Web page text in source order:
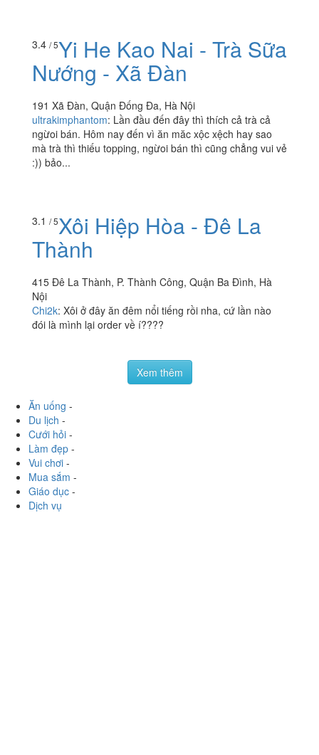
3.4 / 5Yi He Kao Nai - Trà Sữa
Nướng - Xã Đàn
191 Xã Đàn, Quận Đống Đa, Hà Nội
ultrakimphantom: Lần đầu đến đây thì thích cả trà cả
ngừoi bán. Hôm nay đến vì ăn măc xộc xệch hay sao
mà trà thì thiếu topping, ngừoi bán thì cũng chẳng vui vẻ
:)) bảo...
3.1 / 5Xôi Hiệp Hòa - Đê La
Thành
415 Đê La Thành, P. Thành Công, Quận Ba Đình, Hà
Nội
Chi2k: Xôi ở đây ăn đêm nổi tiếng rồi nha, cứ lần nào
đói là mình lại order về í????
Xem thêm
Ăn uống -
Du lịch -
Cưới hỏi -
Làm đẹp -
Vui chơi -
Mua sắm -
Giáo dục -
Dịch vụ